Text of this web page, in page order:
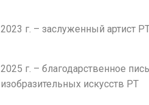
2023 г. – заслуженный артист
2025 г. – благодарственное
изобразительных искусств РТ